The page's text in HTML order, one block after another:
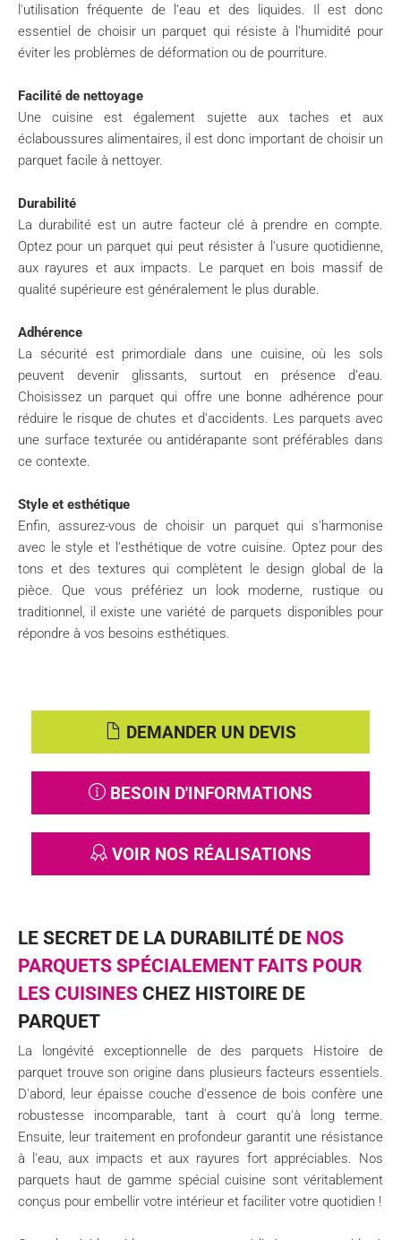
l'utilisation fréquente de l'eau et des liquides. Il est donc
essentiel de choisir un parquet qui résiste à l'humidité pour
éviter les problèmes de déformation ou de pourriture.
Facilité de nettoyage
Une cuisine est également sujette aux taches et aux
éclaboussures alimentaires, il est donc important de choisir un
parquet facile à nettoyer.
Durabilité
La durabilité est un autre facteur clé à prendre en compte.
Optez pour un parquet qui peut résister à l'usure quotidienne,
aux rayures et aux impacts. Le parquet en bois massif de
qualité supérieure est généralement le plus durable.
Adhérence
La sécurité est primordiale dans une cuisine, où les sols
peuvent devenir glissants, surtout en présence d'eau.
Choisissez un parquet qui offre une bonne adhérence pour
réduire le risque de chutes et d'accidents. Les parquets avec
une surface texturée ou antidérapante sont préférables dans
ce contexte.
Style et esthétique
Enfin, assurez-vous de choisir un parquet qui s'harmonise
avec le style et l'esthétique de votre cuisine. Optez pour des
tons et des textures qui complètent le design global de la
pièce. Que vous préfériez un look moderne, rustique ou
traditionnel, il existe une variété de parquets disponibles pour
répondre à vos besoins esthétiques.
DEMANDER UN DEVIS
BESOIN D'INFORMATIONS
VOIR NOS RÉALISATIONS
LE SECRET DE LA DURABILITÉ DE NOS
PARQUETS SPÉCIALEMENT FAITS POUR
LES CUISINES CHEZ HISTOIRE DE
PARQUET
La longévité exceptionnelle de des parquets Histoire de
parquet trouve son origine dans plusieurs facteurs essentiels.
D'abord, leur épaisse couche d'essence de bois confère une
robustesse incomparable, tant à court qu'à long terme.
Ensuite, leur traitement en profondeur garantit une résistance
à l'eau, aux impacts et aux rayures fort appréciables. Nos
parquets haut de gamme spécial cuisine sont véritablement
conçus pour embellir votre intérieur et faciliter votre quotidien !